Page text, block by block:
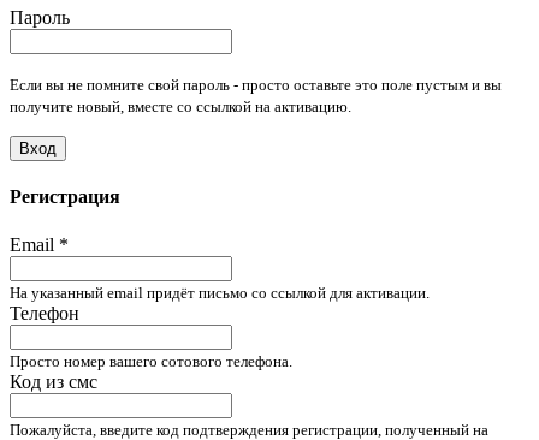
Пароль
Если вы не помните свой пароль - просто оставьте это поле пустым и вы
получите новый, вместе со ссылкой на активацию.
Вход
Регистрация
Email *
На указанный email придёт письмо со ссылкой для активации.
Телефон
Просто номер вашего сотового телефона.
Код из смс
Пожалуйста, введите код подтверждения регистрации, полученный на